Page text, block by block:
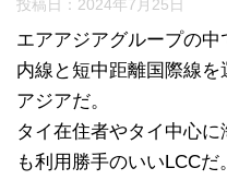
投稿日： 2024年7月25日
エアアジアグループの
内線と短中距離国際線
アジアだ。
タイ在住者やタイ中心
も利用勝手のいいLCCだ。